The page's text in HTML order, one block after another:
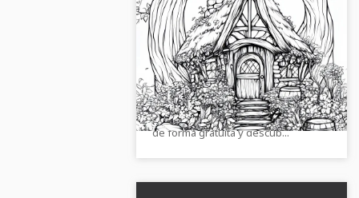
Pequeña cabaña de
duendes en el bosque
encantado: imagen para
colorear para descargar
(Gratis)
Déjate encantar por la pequeña
cabaña de los duendes en el
bosque encantado. Descarga la
imagen de alta calidad para colorear
de forma gratuita y descub...